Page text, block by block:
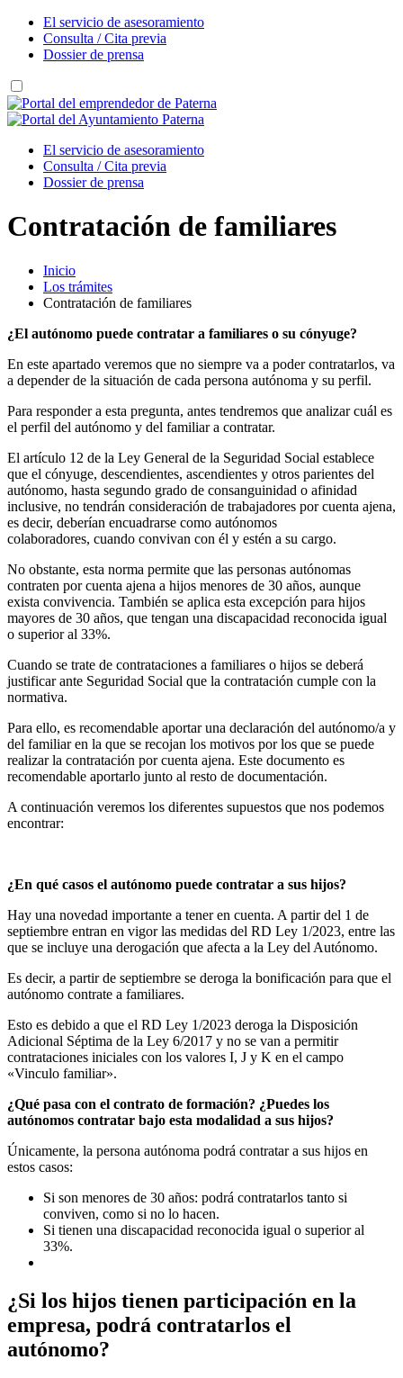
El servicio de asesoramiento
Consulta / Cita previa
Dossier de prensa
El servicio de asesoramiento
Consulta / Cita previa
Dossier de prensa
Contratación de familiares
Inicio
Los trámites
Contratación de familiares
¿El autónomo puede contratar a familiares o su cónyuge?
En este apartado veremos que no siempre va a poder contratarlos, va
a depender de la situación de cada persona autónoma y su perfil.
Para responder a esta pregunta, antes tendremos que analizar cuál es
el perfil del autónomo y del familiar a contratar.
El artículo 12 de la Ley General de la Seguridad Social establece
que el cónyuge, descendientes, ascendientes y otros parientes del
autónomo, hasta segundo grado de consanguinidad o afinidad
inclusive, no tendrán consideración de trabajadores por cuenta ajena,
es decir, deberían encuadrarse como autónomos
colaboradores, cuando convivan con él y estén a su cargo.
No obstante, esta norma permite que las personas autónomas
contraten por cuenta ajena a hijos menores de 30 años, aunque
exista convivencia. También se aplica esta excepción para hijos
mayores de 30 años, que tengan una discapacidad reconocida igual
o superior al 33%.
Cuando se trate de contrataciones a familiares o hijos se deberá
justificar ante Seguridad Social que la contratación cumple con la
normativa.
Para ello, es recomendable aportar una declaración del autónomo/a y
del familiar en la que se recojan los motivos por los que se puede
realizar la contratación por cuenta ajena. Este documento es
recomendable aportarlo junto al resto de documentación.
A continuación veremos los diferentes supuestos que nos podemos
encontrar:
¿En qué casos el autónomo puede contratar a sus hijos?
Hay una novedad importante a tener en cuenta. A partir del 1 de
septiembre entran en vigor las medidas del RD Ley 1/2023, entre las
que se incluye una derogación que afecta a la Ley del Autónomo.
Es decir, a partir de septiembre se deroga la bonificación para que el
autónomo contrate a familiares.
Esto es debido a que el RD Ley 1/2023 deroga la Disposición
Adicional Séptima de la Ley 6/2017 y no se van a permitir
contrataciones iniciales con los valores I, J y K en el campo
«Vinculo familiar».
¿Qué pasa con el contrato de formación? ¿Puedes los
autónomos contratar bajo esta modalidad a sus hijos?
Únicamente, la persona autónoma podrá contratar a sus hijos en
estos casos:
Si son menores de 30 años: podrá contratarlos tanto si
conviven, como si no lo hacen.
Si tienen una discapacidad reconocida igual o superior al
33%.
¿Si los hijos tienen participación en la
empresa, podrá contratarlos el
autónomo?